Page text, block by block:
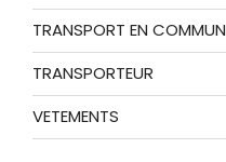
TRANSPORT EN COMMUN
TRANSPORTEUR
VETEMENTS